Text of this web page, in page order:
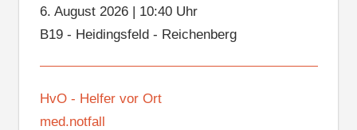
6. August 2026| 10:40 Uhr
B19 - Heidingsfeld - Reichenberg
HvO - Helfer vor Ort
med.notfall